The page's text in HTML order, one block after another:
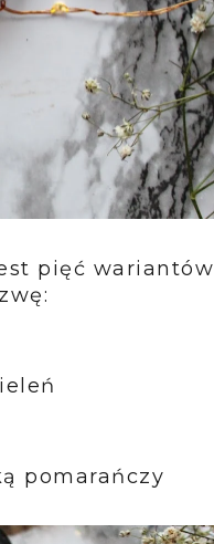
pięć wariantów
pomarańczy